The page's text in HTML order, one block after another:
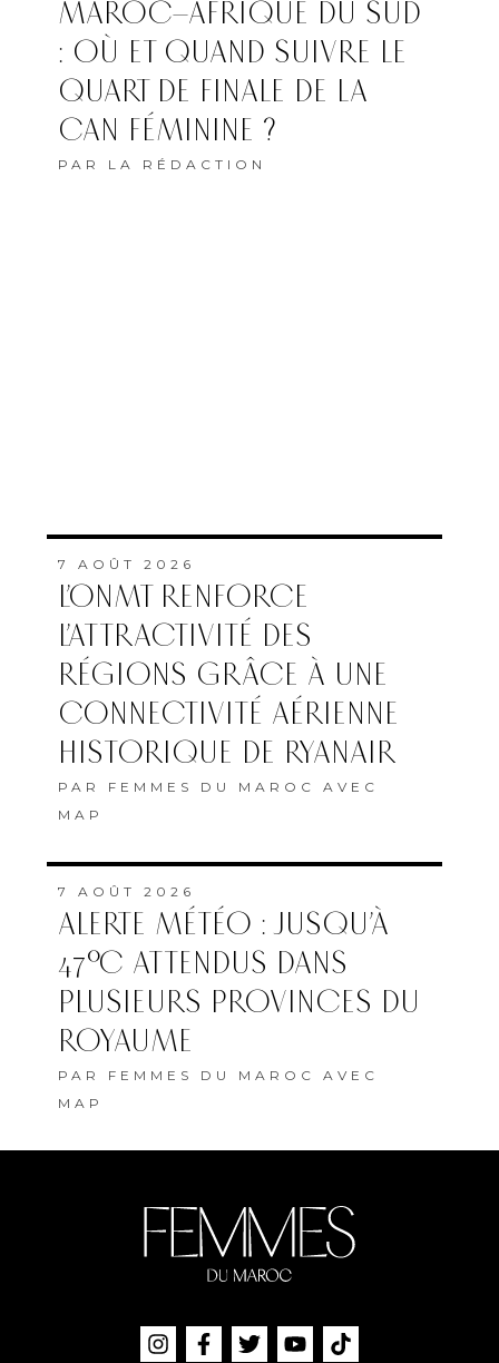
MAROC–AFRIQUE DU SUD
: OÙ ET QUAND SUIVRE LE
QUART DE FINALE DE LA
CAN FÉMININE ?
PAR LA RÉDACTION
7 AOÛT 2026
L’ONMT RENFORCE
L’ATTRACTIVITÉ DES
RÉGIONS GRÂCE À UNE
CONNECTIVITÉ AÉRIENNE
HISTORIQUE DE RYANAIR
PAR FEMMES DU MAROC AVEC
MAP
7 AOÛT 2026
ALERTE MÉTÉO : JUSQU’À
47°C ATTENDUS DANS
PLUSIEURS PROVINCES DU
ROYAUME
PAR FEMMES DU MAROC AVEC
MAP